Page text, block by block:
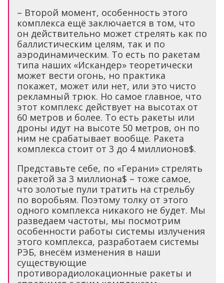
– Второй момент, особенность этого
комплекса ещё заключается в том, что
он действительно может стрелять как по
баллистическим целям, так и по
аэродинамическим. То есть по ракетам
типа наших «Искандер» теоретически
может вести огонь, но практика
покажет, может или нет, или это чисто
рекламный трюк. Но самое главное, что
этот комплекс действует на высотах от
60 метров и более. То есть ракеты или
дроны идут на высоте 50 метров, он по
ним не срабатывает вообще. Ракета
комплекса стоит от 3 до 4 миллионов$.
Представьте себе, по «Герани» стрелять
ракетой за 3 миллиона$ – тоже самое,
что золотые пули тратить на стрельбу
по воробьям. Поэтому толку от этого
одного комплекса никакого не будет. Мы
разведаем частоты, мы посмотрим
особенности работы системы излучения
этого комплекса, разработаем системы
РЭБ, внесём изменения в наши
существующие
противорадиолокационные ракеты и